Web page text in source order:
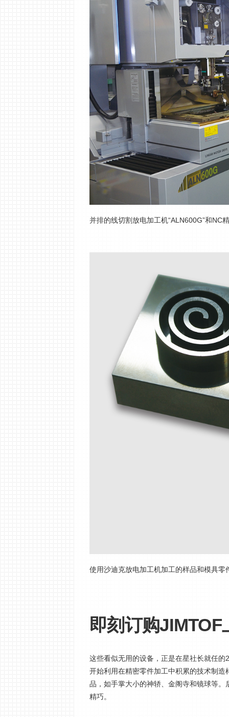
并排的线切割放电加工机“ALN600G”和NC
使用沙迪克放电加工机加工的样品和模具零
即刻订购
这些看似无用的设备，正是在星社长就任
开始利用在精密零件加工中积累的技术制造
品，如手掌大小的神轿、金阁寺和镜球等
精巧。